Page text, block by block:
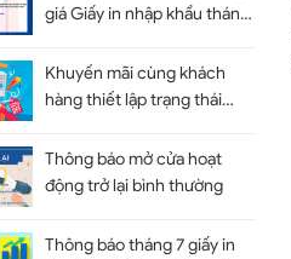
giá Giấy in nhập khẩu tháng
Khuyến mãi cùng khách
hàng thiết lập trạng thái
Thông báo mở cửa hoạt
động trở lại bình thường
Thông báo tháng 7 giấy in